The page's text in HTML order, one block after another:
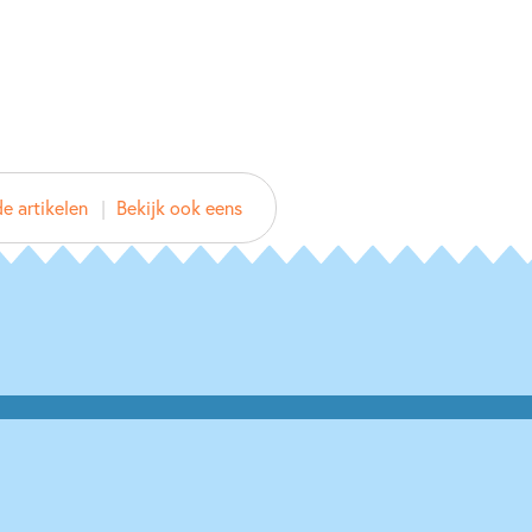
artikelen Bekijk ook eens